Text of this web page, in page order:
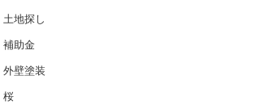
土地探し
補助金
外壁塗装
桜